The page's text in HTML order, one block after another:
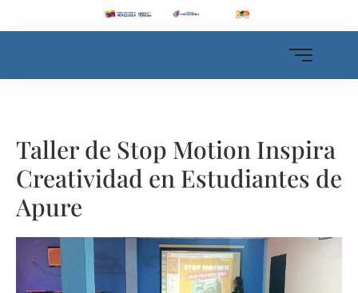
Taller de Stop Motion Inspira
Creatividad en Estudiantes de
Apure